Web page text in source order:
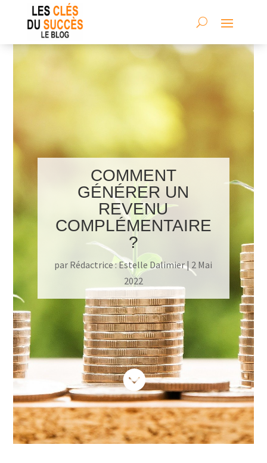
COMMENT
GÉNÉRER UN
REVENU
COMPLÉMENTAIRE
?
par Rédactrice : Estelle Dalimier| 2 Mai
2022
